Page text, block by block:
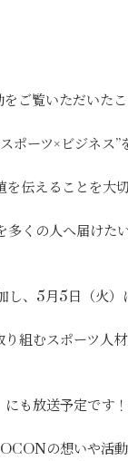
ご覧いただいた
スポーツ×ビジネ
を伝えることを大
多くの人へ届け
し、5月5日（火
組むスポーツ人
にも放送予定です！
の想いや活